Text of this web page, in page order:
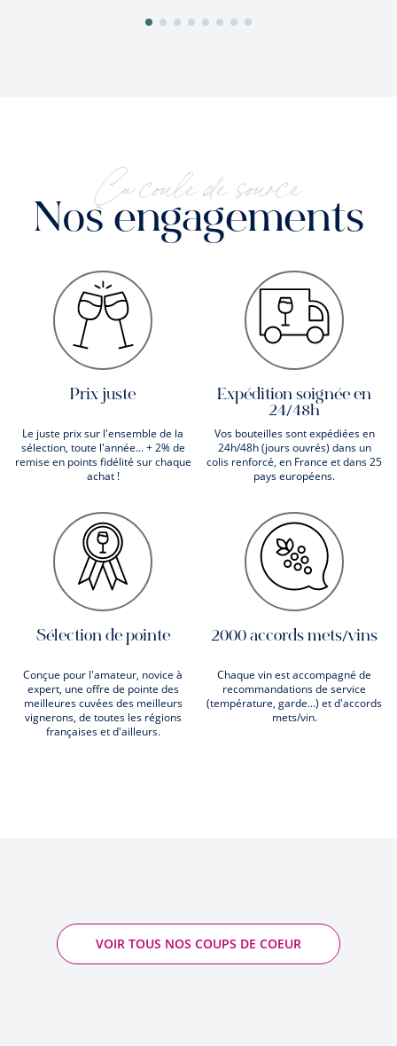
Ça coule de source
Nos engagements
Prix juste
Le juste prix sur l'ensemble de la
sélection, toute l'année... + 2% de
remise en points fidélité sur chaque
achat !
Expédition soignée en
24/48h
Vos bouteilles sont expédiées en
24h/48h (jours ouvrés) dans un
colis renforcé, en France et dans 25
pays européens.
Sélection de pointe
Conçue pour l'amateur, novice à
expert, une offre de pointe des
meilleures cuvées des meilleurs
vignerons, de toutes les régions
françaises et d'ailleurs.
2000 accords mets/vins
Chaque vin est accompagné de
recommandations de service
(température, garde...) et d'accords
mets/vin.
VOIR TOUS NOS COUPS DE COEUR